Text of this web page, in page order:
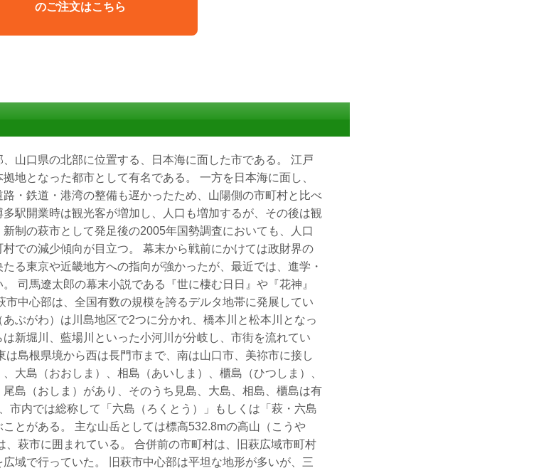
のご注文はこちら
山口県の北部に位置する、日本海に面した市である。 江戸
地となった都市として有名である。 一方を日本海に面し、
・鉄道・港湾の整備も遅かったため、山陽側の市町村と比べ
駅開業時は観光客が増加し、人口も増加するが、その後は観
制の萩市として発足後の2005年国勢調査においても、人口
での減少傾向が目立つ。 幕末から戦前にかけては政財界の
る東京や近畿地方への指向が強かったが、最近では、進学・
司馬遼太郎の幕末小説である『世に棲む日日』や『花神』
市中心部は、全国有数の規模を誇るデルタ地帯に発展してい
ぶがわ）は川島地区で2つに分かれ、橋本川と松本川となっ
新堀川、藍場川といった小河川が分岐し、市街を流れてい
は島根県境から西は長門市まで、南は山口市、美祢市に接し
大島（おおしま）、相島（あいしま）、櫃島（ひつしま）、
島（おしま）があり、そのうち見島、大島、相島、櫃島は有
市内では総称して「六島（ろくとう）」もしくは「萩・六島
とがある。 主な山岳としては標高532.8mの高山（こうや
、萩市に囲まれている。 合併前の市町村は、旧萩広域市町村
域で行っていた。 旧萩市中心部は平坦な地形が多いが、三